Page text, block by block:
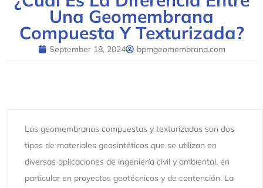
Una Geomembrana
Compuesta Y Texturizada?
September 18, 2024 bpmgeomembrana.com
Las geomembranas compuestas y texturizadas son dos
tipos de materiales geosintéticos que se utilizan en
diversas aplicaciones de ingeniería civil y ambiental, en
particular en proyectos geotécnicos y de contención. La